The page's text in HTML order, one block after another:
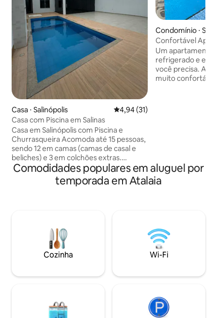
Casa ⋅ Salinópolis 4,94 de uma avaliação média
4,94 (31)
Casa com Piscina em Salinas
Casa em Salinópolis com Piscina e
Churrasqueira Acomoda até 15 pessoas,
sendo 12 em camas (camas de casal e
beliches) e 3 em colchões extras.
Localizada a 500 metros da Praia do
Atalaia e em frente à Tudo
Conveniência. A casa conta com 3
garagem para 4 carros e Wi-Fi grátis.
Ideal para famílias e grupos que buscam
conforto, lazer e proximidade da praia.
Condomínio ⋅
Confortável Apê a 3 minutos Praia do
Atalaia
Um apartamento
refrigerado e
você precisa. A
muito
fácil para variados
Comodidades populares em aluguel por
temporada em Atalaia
Cozinha Wi-Fi